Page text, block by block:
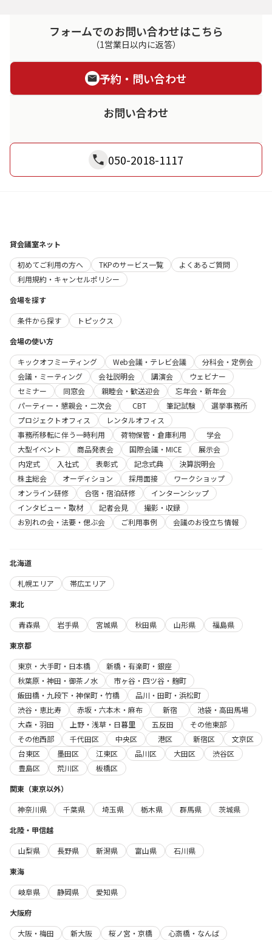
フォームでのお問い合わせはこちら
（1営業日以内に返答）
予約・問い合わせ
お問い合わせ
050-2018-1117
貸会議室ネット
初めてご利用の方へ
TKPのサービス一覧
よくあるご質問
利用規約・キャンセルポリシー
会場を探す
条件から探す
トピックス
会場の使い方
キックオフミーティング
Web会議・テレビ会議
分科会・定例会
会議・ミーティング
会社説明会 講演会
ウェビナー
セミナー
同窓会 親睦会・歓送迎会
忘年会・新年会
パーティー・懇親会・二次会
CBT 筆記試験
選挙事務所
プロジェクトオフィス
レンタルオフィス
事務所移転に伴う一時利用
荷物保管・倉庫利用
学会
大型イベント
商品発表会 国際会議・MICE
展示会
内定式
入社式 表彰式 記念式典
決算説明会
株主総会
オーディション 採用面接
ワークショップ
オンライン研修
合宿・宿泊研修
インターンシップ
インタビュー・取材
記者会見
撮影・収録
お別れの会・法要・偲ぶ会
ご利用事例 会議のお役立ち情報
北海道
札幌エリア
帯広エリア
東北
青森県
岩手県 宮城県 秋田県 山形県
福島県
東京都
東京・大手町・日本橋
新橋・有楽町・銀座
秋葉原・神田・御茶ノ水
市ヶ谷・四ツ谷・麹町
飯田橋・九段下・神保町・竹橋
品川・田町・浜松町
渋谷・恵比寿
赤坂・六本木・麻布 新宿
池袋・高田馬場
大森・羽田
上野・浅草・日暮里 五反田
その他東部
その他西部
千代田区 中央区 港区 新宿区
文京区
台東区
墨田区 江東区 品川区 大田区
渋谷区
豊島区
荒川区
板橋区
関東（東京以外）
神奈川県
千葉県 埼玉県 栃木県 群馬県
茨城県
北陸・甲信越
山梨県
長野県 新潟県 富山県
石川県
東海
岐阜県
静岡県
愛知県
大阪府
大阪・梅田
新大阪 桜ノ宮・京橋
心斎橋・なんば